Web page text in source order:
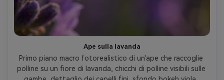
Ape sulla lavanda
Primo piano macro fotorealistico di un'ape che raccoglie
polline su un fiore di lavanda, chicchi di polline visibili sulle